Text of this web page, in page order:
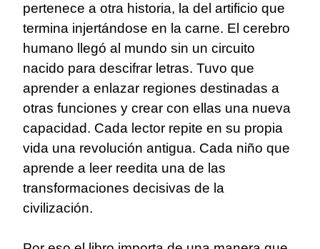
pertenece a otra historia, la del artificio que
termina injertándose en la carne. El cerebro
humano llegó al mundo sin un circuito
nacido para descifrar letras. Tuvo que
aprender a enlazar regiones destinadas a
otras funciones y crear con ellas una nueva
capacidad. Cada lector repite en su propia
vida una revolución antigua. Cada niño que
aprende a leer reedita una de las
transformaciones decisivas de la
civilización.